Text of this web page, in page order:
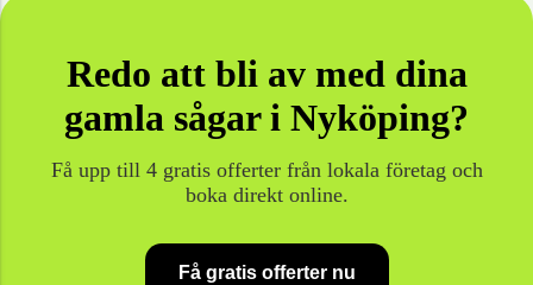
Redo att bli av med dina
gamla sågari Nyköping?
Få upp till 4 gratis offerter från lokala företag och
boka direkt online.
Få gratis offerter nu